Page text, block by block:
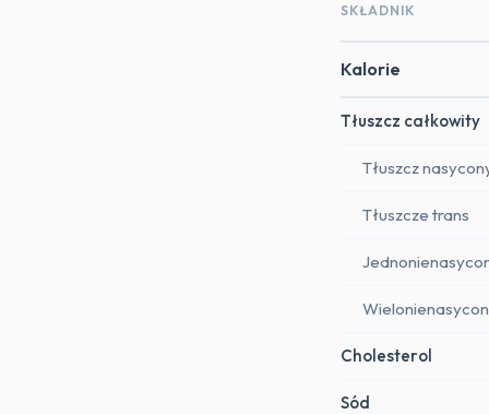
SKŁADNIK
Kalorie
Tłuszcz całkowity
Tłuszcz
Tłuszcze trans
Cholesterol
Sód